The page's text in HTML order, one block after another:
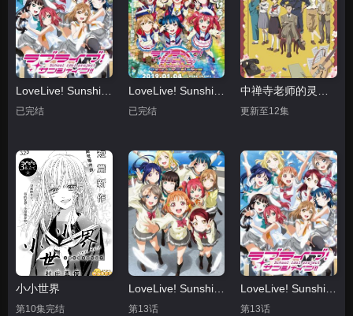
已完结
LoveLive! Sunshine!! 学园偶像电影 彩虹彼端
已完结 更新至12集
小小世界
第10集完结
LoveLive! Sunshine!!
第13话
LoveLive! Sunshine!! 第二季
第13话